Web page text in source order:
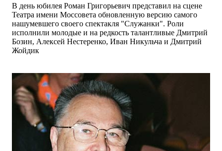
В день юбилея Роман Григорьевич представил на сцене
Театра имени Моссовета обновленную версию самого
нашумевшего своего спектакля "Служанки". Роли
исполнили молодые и на редкость талантливые Дмитрий
Бозин, Алексей Нестеренко, Иван Никульча и Дмитрий
Жойдик